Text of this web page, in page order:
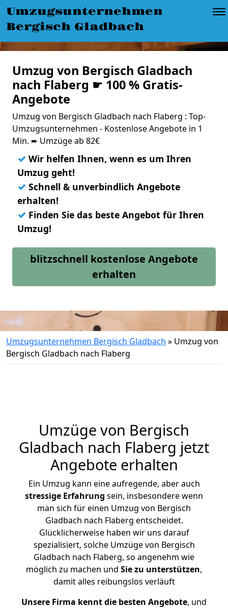
Umzugsunternehmen
Bergisch Gladbach
Umzug von Bergisch Gladbach
nach Flaberg ☛ 100 % Gratis-
Angebote
Umzug von Bergisch Gladbach nach Flaberg : Top-
Umzugsunternehmen - Kostenlose Angebote in 1
Min. ➨ Umzüge ab 82€
✓ Wir helfen Ihnen, wenn es um Ihren
Umzug geht!
✓ Schnell & unverbindlich Angebote
erhalten!
✓ Finden Sie das beste Angebot für Ihren
Umzug!
blitzschnell kostenlose Angebote
erhalten
Umzugsunternehmen Bergisch Gladbach » Umzug von
Bergisch Gladbach nach Flaberg
Umzüge von Bergisch
Gladbach nach Flaberg jetzt
Angebote erhalten
Ein Umzug kann eine aufregende, aber auch
stressige Erfahrung sein, insbesondere wenn
man sich für einen Umzug von Bergisch
Gladbach nach Flaberg entscheidet.
Glücklicherweise haben wir uns darauf
spezialisiert, solche Umzüge von Bergisch
Gladbach nach Flaberg, so angenehm wie
möglich zu machen und Sie zu unterstützen,
damit alles reibungslos verläuft
Unsere Firma kennt die besten Angebote, und